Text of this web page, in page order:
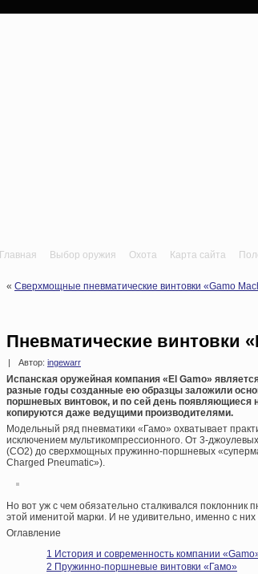
Главная Выбор оружия Охота Карта сайта
« Сверхмощные пневматические винтовки «Gamo
Пневматические винтовки
| Автор: ingewarr
Испанская оружейная компания «El Gamo»
разные годы созданные ею образцы заложили
поршневых винтовок, и по сей день появляющиеся
копируются даже ведущими производителями.
Модельный ряд пневматики «Гамо» охватывает
исключением мультикомпрессионного. От 3-
(CO2) до сверхмощных пружинно-поршневых
Charged Pneumatic»).
Но вот уж с чем обязательно сталкивался поклонник
этой именитой марки. И не удивительно, именно с
Оглавление
1 История и современность компании
2 Пружинно-поршневые винтовки «Гамо»